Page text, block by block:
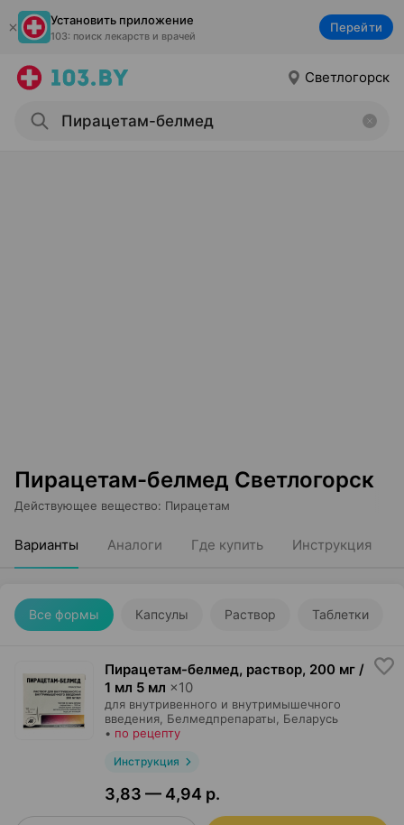
Установить приложение
103: поиск лекарств и врачей
Перейти
Светлогорск
Пирацетам-белмед Светлогорск
Действующее вещество: Пирацетам
Варианты Аналоги Где купить Инструкция
Все формы Капсулы Раствор Таблетки
Пирацетам-белмед, раствор, 200 мг /
1 мл 5 мл ×10
для внутривенного и внутримышечного
введения, Белмедпрепараты , Беларусь
• по рецепту
Инструкция
3,83 — 4,94 р.